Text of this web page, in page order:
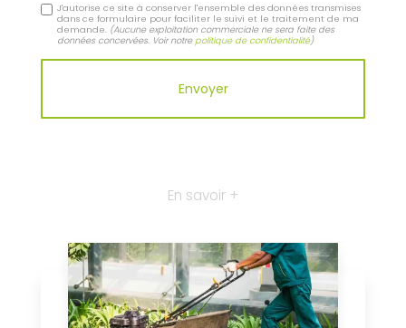
J'autorise ce site à conserver l'ensemble des données transmises
dans ce formulaire pour faciliter le suivi et le traitement de ma
demande. (Aucune exploitation commerciale ne sera faite des
données concervées. Voir notrepolitique de confidentialité)
En savoir +